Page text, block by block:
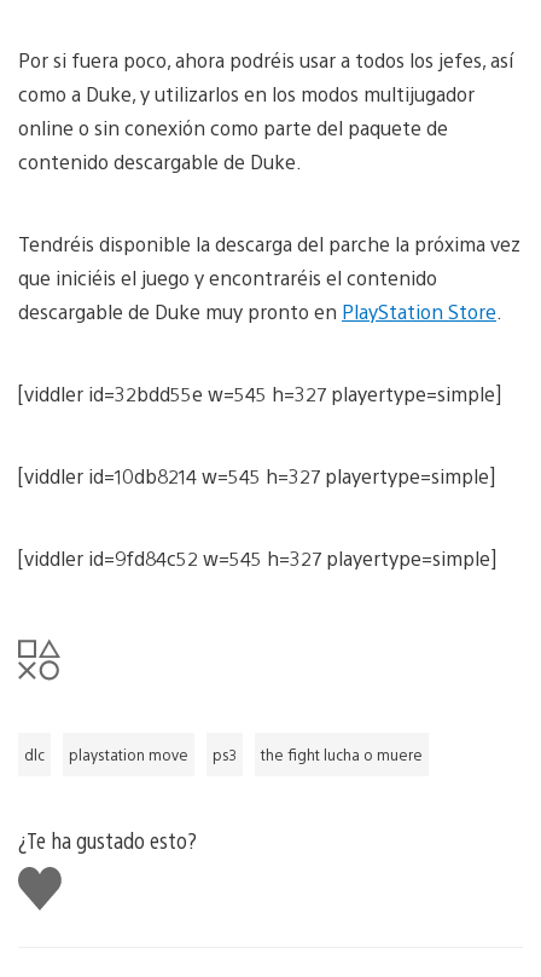
Por si fuera poco, ahora podréis usar a todos los jefes, así
como a Duke, y utilizarlos en los modos multijugador
online o sin conexión como parte del paquete de
contenido descargable de Duke.
Tendréis disponible la descarga del parche la próxima vez
que iniciéis el juego y encontraréis el contenido
descargable de Duke muy pronto en PlayStation Store
[viddler id=32bdd55e w=545 h=327 playertype=simple]
[viddler id=10db8214 w=545 h=327 playertype=simple]
[viddler id=9fd84c52 w=545 h=327 playertype=simple]
dlc playstation move ps3 the fight lucha o muere
¿Te ha gustado esto?
Me
gusta